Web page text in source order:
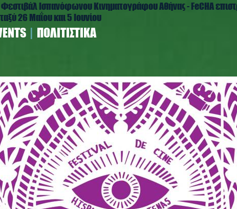
Ισπανόφωνου Κινηματογράφου Αθήνας - FeCHA
26 Μαΐου και 5 Ιουνίου
ΠΟΛΙΤΙΣΤΙΚΆ
Φεστιβάλ Ισπανόφωνου